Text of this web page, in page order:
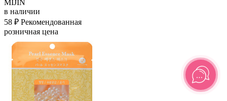
MIJIN
в наличии
58 ₽ Рекомендованная
розничная цена